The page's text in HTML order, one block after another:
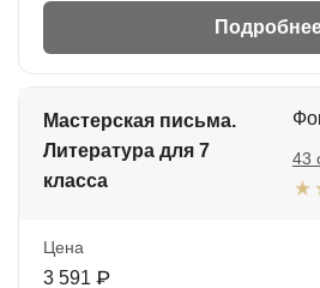
Мастерская письма.
Литература для 7
класса
43
Цена
3 591 ₽